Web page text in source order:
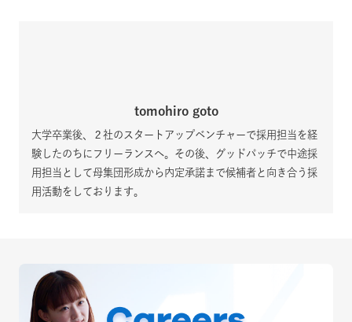
tomohiro goto
大学卒業後、２社のスタートアップベンチャーで採用担当を経
験したのちにフリーランスへ。その後、グッドパッチで中途採
用担当として母集団形成から内定承諾まで候補者と向き合う採
用活動をしております。